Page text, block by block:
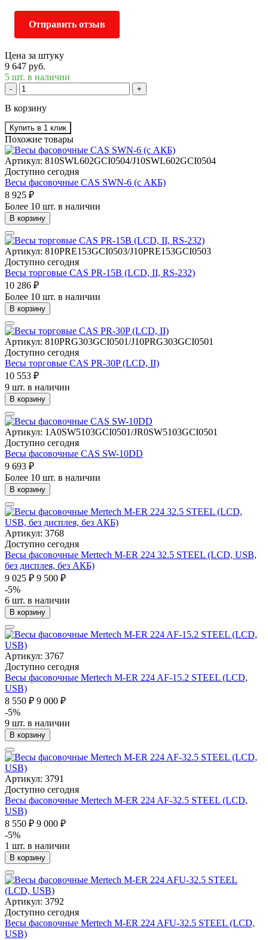
Отправить отзыв
Цена за штуку
9 647 руб.
5 шт. в наличии
- +
В корзину
Купить в 1 клик
Похожие товары
Артикул: 810SWL602GCI0504/J10SWL602GCI0504
Доступно сегодня
Весы фасовочные CAS SWN-6 (с АКБ)
8 925 ₽
Более 10 шт. в наличии
В корзину
Артикул: 810PRE153GCI0503/J10PRE153GCI0503
Доступно сегодня
Весы торговые CAS PR-15B (LCD, II, RS-232)
10 286 ₽
Более 10 шт. в наличии
В корзину
Артикул: 810PRG303GCI0501/J10PRG303GCI0501
Доступно сегодня
Весы торговые CAS PR-30P (LCD, II)
10 553 ₽
9 шт. в наличии
В корзину
Артикул: 1A0SW5103GCI0501/JR0SW5103GCI0501
Доступно сегодня
Весы фасовочные CAS SW-10DD
9 693 ₽
Более 10 шт. в наличии
В корзину
Артикул: 3768
Доступно сегодня
Весы фасовочные Mertech M-ER 224 32.5 STEEL (LCD, USB,
без дисплея, без АКБ)
9 025 ₽ 9 500 ₽
-5%
6 шт. в наличии
В корзину
Артикул: 3767
Доступно сегодня
Весы фасовочные Mertech M-ER 224 AF-15.2 STEEL (LCD,
USB)
8 550 ₽ 9 000 ₽
-5%
9 шт. в наличии
В корзину
Артикул: 3791
Доступно сегодня
Весы фасовочные Mertech M-ER 224 AF-32.5 STEEL (LCD,
USB)
8 550 ₽ 9 000 ₽
-5%
1 шт. в наличии
В корзину
Артикул: 3792
Доступно сегодня
Весы фасовочные Mertech M-ER 224 AFU-32.5 STEEL (LCD,
USB)